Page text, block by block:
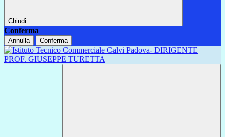
Chiudi
Conferma
Annulla Conferma